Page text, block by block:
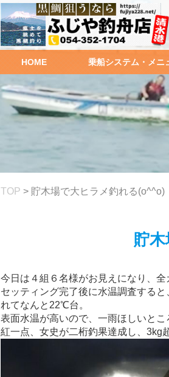
HOME 乗船システム・メニ
TOP > 貯木場で大ヒラメ釣れる(o^^o)
貯
今日は４組６名様がお見えになり、全
セッティング完了後に水温調査する
れてなんと22℃台。
表面水温が高いので、一雨ほしいとこ
紅一点、女史が二桁釣果達成し、3kg